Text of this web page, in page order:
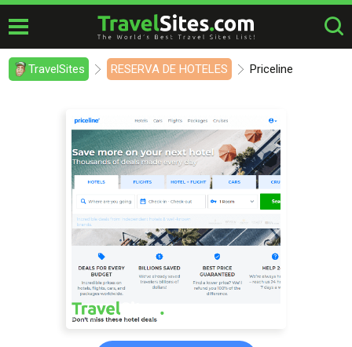
TravelSites RESERVA DE HOTELES Priceline